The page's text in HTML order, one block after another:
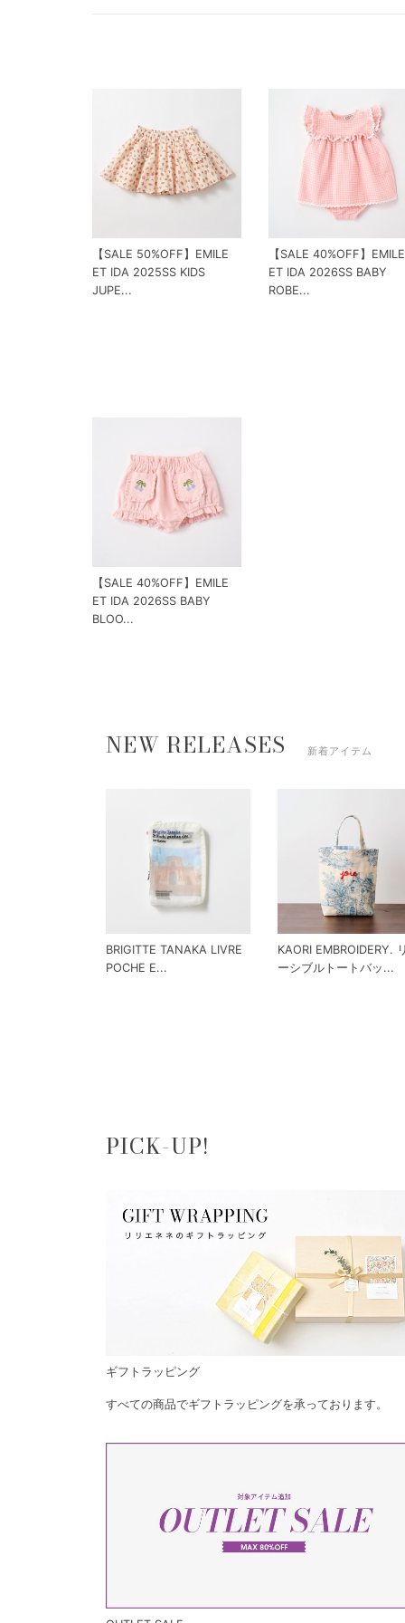
【SALE 50%OFF】EMILE
ET IDA 2025SS KIDS
JUPE...
【SALE 40%OFF】EMILE
ET IDA 2026SS BABY
ROBE...
【SALE 40%OFF】EMILE
ET IDA 2026SS BABY
BLOO...
NEW RELEASES 新着アイテム
BRIGITTE TANAKA LIVRE
POCHE E...
KAORI EMBROIDERY.
ーシブルトートバッ...
PICK-UP!
ギフトラッピング
すべての商品でギフトラッピングを承っております。